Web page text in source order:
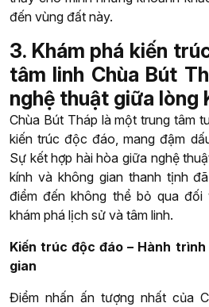
đến vùng đất này.
3. Khám phá kiến
tâm linh Chùa Bút
nghệ thuật giữa lòng
Chùa Bút Tháp là một trung tâm
kiến trúc độc đáo, mang đậm
Sự kết hợp hài hòa giữa nghệ
kính và không gian thanh tịnh
điểm đến không thể bỏ qua
khám phá lịch sử và tâm linh.
Kiến trúc độc đáo – Hành
gian
Điểm nhấn ấn tượng nhất của